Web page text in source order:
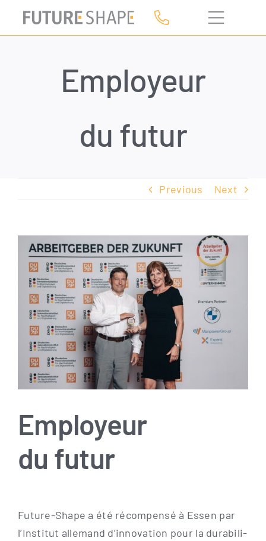
Employeur
du futur
Previous Next
View
Larger
Image
Employeur
du futur
Future-Shape a été récom­pen­sé à Essen par
l’In­sti­tut alle­mand d’in­no­va­ti­on pour la dura­bi­li­